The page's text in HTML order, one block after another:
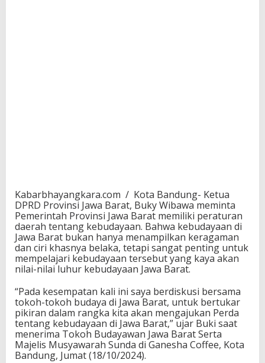
Kabarbhayangkara.com / Kota Bandung- Ketua
DPRD Provinsi Jawa Barat, Buky Wibawa meminta
Pemerintah Provinsi Jawa Barat memiliki peraturan
daerah tentang kebudayaan. Bahwa kebudayaan di
Jawa Barat bukan hanya menampilkan keragaman
dan ciri khasnya belaka, tetapi sangat penting untuk
mempelajari kebudayaan tersebut yang kaya akan
nilai-nilai luhur kebudayaan Jawa Barat.
“Pada kesempatan kali ini saya berdiskusi bersama
tokoh-tokoh budaya di Jawa Barat, untuk bertukar
pikiran dalam rangka kita akan mengajukan Perda
tentang kebudayaan di Jawa Barat,” ujar Buki saat
menerima Tokoh Budayawan Jawa Barat Serta
Majelis Musyawarah Sunda di Ganesha Coffee, Kota
Bandung, Jumat (18/10/2024).